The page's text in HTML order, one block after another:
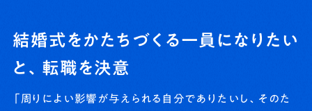
結婚式をかたちづくる一員になりたい
と、転職を決意
「周りによい影響が与えられる自分でありたいし、そのた